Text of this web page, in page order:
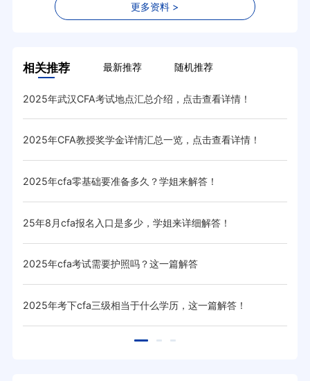
更多资料 >
相关推荐 最新推荐 随机推荐
2025年武汉CFA考试地点汇总介绍，点击查看详情！
2025年CFA教授奖学金详情汇总一览，点击查看详情！
2025年cfa零基础要准备多久？学姐来解答！
25年8月cfa报名入口是多少，学姐来详细解答！
2025年cfa考试需要护照吗？这一篇解答
2025年考下cfa三级相当于什么学历，这一篇解答！